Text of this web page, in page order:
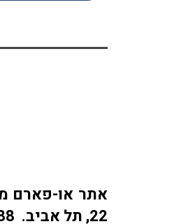
22, תל אביב. 03-5609088, שעות פעילות: ימים א-ה: 9:30-18:30 | ימי ו' 9:30-15:30 | שבת: סגור